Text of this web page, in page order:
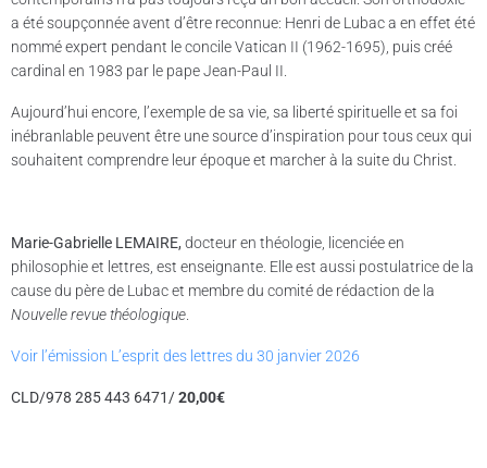
a été soupçonnée avent d’être reconnue: Henri de Lubac a en effet été
nommé expert pendant le concile Vatican II (1962-1695), puis créé
cardinal en 1983 par le pape Jean-Paul II.
Aujourd’hui encore, l’exemple de sa vie, sa liberté spirituelle et sa foi
inébranlable peuvent être une source d’inspiration pour tous ceux qui
souhaitent comprendre leur époque et marcher à la suite du Christ.
Marie-Gabrielle LEMAIRE, docteur en théologie, licenciée en
philosophie et lettres, est enseignante. Elle est aussi postulatrice de la
cause du père de Lubac et membre du comité de rédaction de la
Nouvelle revue théologique
Voir l’émission L’esprit des lettres du 30 janvier 2026
CLD/978 285 443 6471/20,00€